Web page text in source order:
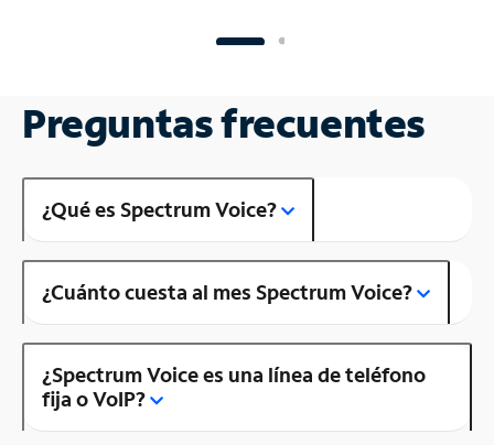
Preguntas frecuentes
¿Qué es Spectrum Voice?
¿Cuánto cuesta al mes Spectrum Voice?
¿Spectrum Voice es una línea de teléfono
fija o VoIP?